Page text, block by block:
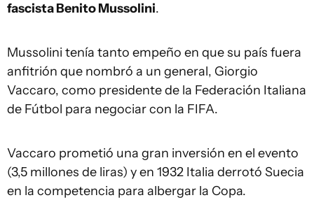
fascista Benito Mussolini.
Mussolini tenía tanto empeño en que su país fuera
anfitrión que nombró a un general, Giorgio
Vaccaro, como presidente de la Federación Italiana
de Fútbol para negociar con la FIFA.
Vaccaro prometió una gran inversión en el evento
(3,5 millones de liras) y en 1932 Italia derrotó Suecia
en la competencia para albergar la Copa.